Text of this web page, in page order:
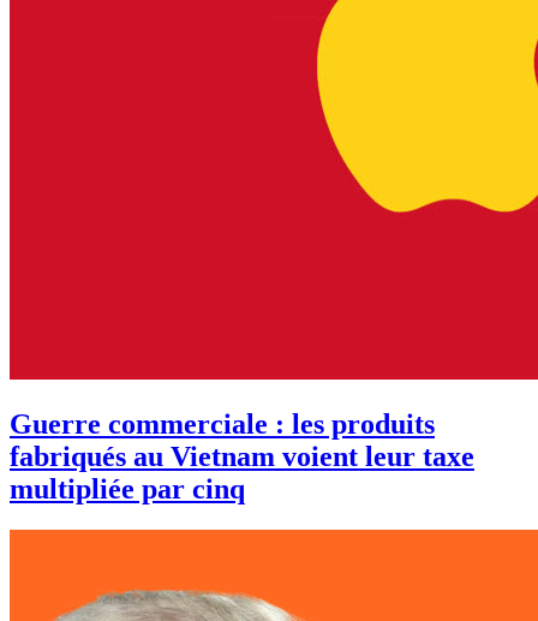
Guerre commerciale : les produits
fabriqués au Vietnam voient leur taxe
multipliée par cinq